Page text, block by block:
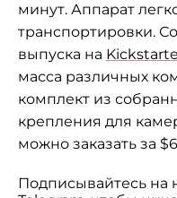
минут. Аппарат
транспортировки.
выпуска на
масса различных
комплект из
крепления для
можно заказать за
Подписывайтесь на